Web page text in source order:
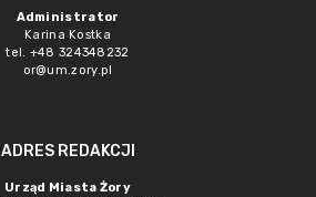
Administrator
Karina Kostka
tel. +48 324348232
or@um.zory.pl
ADRES REDAKCJI
Urząd Miasta Żory